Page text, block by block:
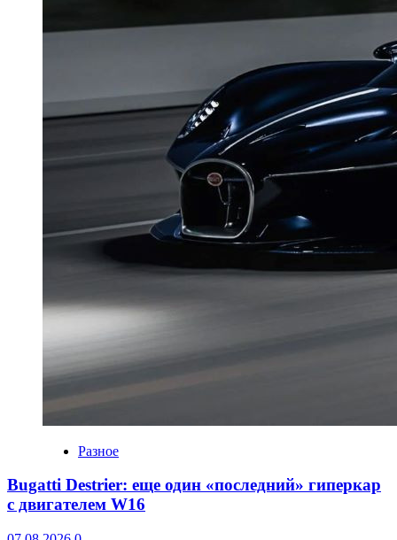
Разное
Bugatti Destrier: еще один «последний» гиперкар
с двигателем W16